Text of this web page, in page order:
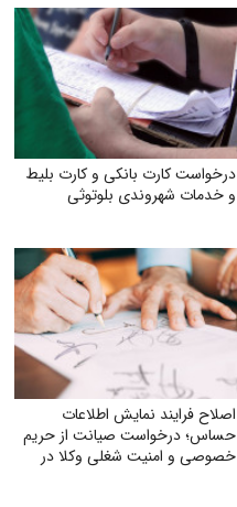
درخواست کارت بانکی و کارت بلیط
و خدمات شهروندی بلوتوثی
اصلاح فرایند نمایش اطلاعات
حساس؛ درخواست صیانت از حریم
خصوصی و امنیت شغلی وکلا در